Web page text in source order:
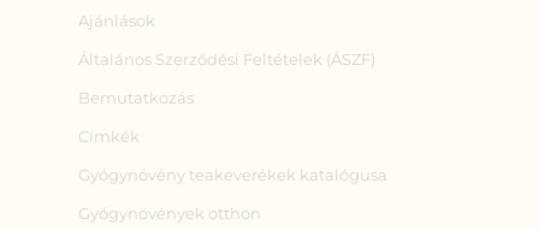
Ajánlások
Általános Szerződési Feltételek (ÁSZF)
Bemutatkozás
Címkék
Gyógynövény teakeverékek katalógusa
Gyógynövények otthon